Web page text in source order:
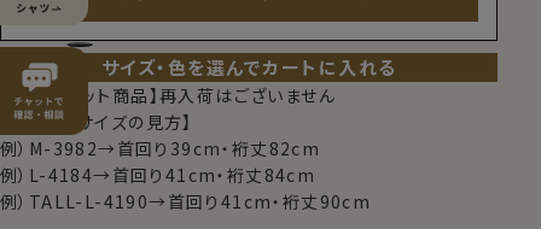
サイズ・色を選んでカートに入れる
【限定スポット商品】再入荷はございません
【シャツのサイズの見方】
例）M-3982→首回り39cm・裄丈82cm
例）L-4184→首回り41cm・裄丈84cm
例）TALL-L-4190→首回り41cm・裄丈90cm